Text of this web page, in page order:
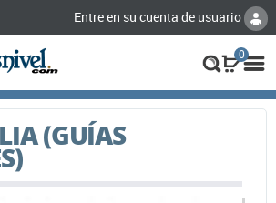
Entre en su cuenta de usuario
0
(GUÍAS